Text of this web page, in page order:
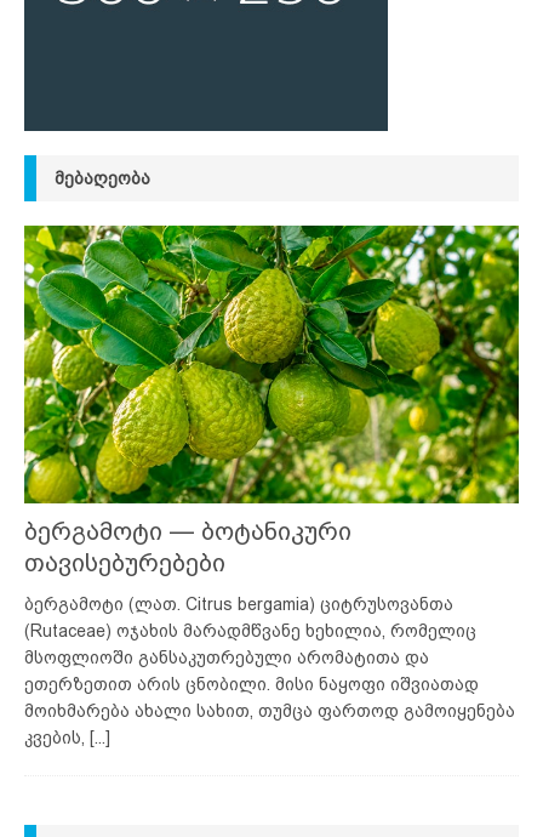
ᲛᲔᲑᲐᲦᲔᲝᲑᲐ
ბერგამოტი — ბოტანიკური
თავისებურებები
ბერგამოტი (ლათ. Citrus bergamia) ციტრუსოვანთა
(Rutaceae) ოჯახის მარადმწვანე ხეხილია, რომელიც
მსოფლიოში განსაკუთრებული არომატითა და
ეთერზეთით არის ცნობილი. მისი ნაყოფი იშვიათად
მოიხმარება ახალი სახით, თუმცა ფართოდ გამოიყენება
კვების,
[...]